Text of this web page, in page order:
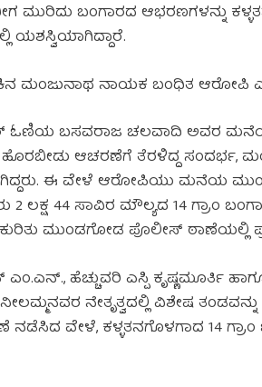
ಬಂಗಾರದ ಆಭರಣಗಳನ್ನು ಕಳ್ಳತನ
ಯಶಸ್ವಿಯಾಗಿದ್ದಾರೆ.
ಮಂಜುನಾಥ ನಾಯಕ ಬಂಧಿತ ಆರೋಪಿ
ಓಣಿಯ ಬಸವರಾಜ ಚಲವಾದಿ ಅವರ
ಹೊರಬೀಡು ಆಚರಣೆಗೆ ತೆರಳಿದ್ದ ಸಂದರ್ಭ,
ಈ ವೇಳೆ ಆರೋಪಿಯು ಮನೆಯ
ಲಕ್ಷ 44 ಸಾವಿರ ಮೌಲ್ಯದ 14 ಗ್ರಾಂ
ಮುಂಡಗೋಡ ಪೊಲೀಸ್ ಠಾಣೆಯಲ್ಲಿ
ಹೆಚ್ಚುವರಿ ಎಸ್ಪಿ ಕೃಷ್ಣಮೂರ್ತಿ
ನೇತೃತ್ವದಲ್ಲಿ ವಿಶೇಷ ತಂಡವನ್ನು
ವೇಳೆ, ಕಳ್ಳತನಗೊಳಗಾದ 14